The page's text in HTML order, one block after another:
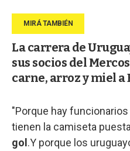
La carrera de
sus socios del
carne, arroz y miel a
"Porque hay
tienen la camiseta
gol .Y porque los